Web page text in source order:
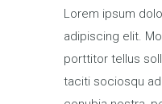
Lorem ipsum
adipiscing elit.
porttitor tellus
taciti sociosqu